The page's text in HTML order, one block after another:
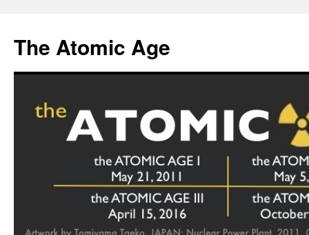
content
The Atomic Age